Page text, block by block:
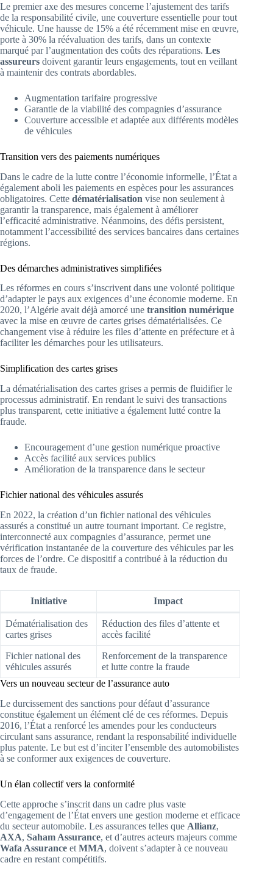
Le premier axe des mesures concerne l’ajustement des tarifs
de la responsabilité civile, une couverture essentielle pour tout
véhicule. Une hausse de 15% a été récemment mise en œuvre,
porte à 30% la réévaluation des tarifs, dans un contexte
marqué par l’augmentation des coûts des réparations. Les
assureurs doivent garantir leurs engagements, tout en veillant
à maintenir des contrats abordables.
Augmentation tarifaire progressive
Garantie de la viabilité des compagnies d’assurance
Couverture accessible et adaptée aux différents modèles
de véhicules
Transition vers des paiements numériques
Dans le cadre de la lutte contre l’économie informelle, l’État a
également aboli les paiements en espèces pour les assurances
obligatoires. Cette dématérialisation vise non seulement à
garantir la transparence, mais également à améliorer
l’efficacité administrative. Néanmoins, des défis persistent,
notamment l’accessibilité des services bancaires dans certaines
régions.
Des démarches administratives simplifiées
Les réformes en cours s’inscrivent dans une volonté politique
d’adapter le pays aux exigences d’une économie moderne. En
2020, l’Algérie avait déjà amorcé une transition numérique
avec la mise en œuvre de cartes grises dématérialisées. Ce
changement vise à réduire les files d’attente en préfecture et à
faciliter les démarches pour les utilisateurs.
Simplification des cartes grises
La dématérialisation des cartes grises a permis de fluidifier le
processus administratif. En rendant le suivi des transactions
plus transparent, cette initiative a également lutté contre la
fraude.
Encouragement d’une gestion numérique proactive
Accès facilité aux services publics
Amélioration de la transparence dans le secteur
Fichier national des véhicules assurés
En 2022, la création d’un fichier national des véhicules
assurés a constitué un autre tournant important. Ce registre,
interconnecté aux compagnies d’assurance, permet une
vérification instantanée de la couverture des véhicules par les
forces de l’ordre. Ce dispositif a contribué à la réduction du
taux de fraude.
Initiative Impact
Dématérialisation des
cartes grises
Réduction des files d’attente et
accès facilité
Fichier national des
véhicules assurés
Renforcement de la transparence
et lutte contre la fraude
Vers un nouveau secteur de l’assurance auto
Le durcissement des sanctions pour défaut d’assurance
constitue également un élément clé de ces réformes. Depuis
2016, l’État a renforcé les amendes pour les conducteurs
circulant sans assurance, rendant la responsabilité individuelle
plus patente. Le but est d’inciter l’ensemble des automobilistes
à se conformer aux exigences de couverture.
Un élan collectif vers la conformité
Cette approche s’inscrit dans un cadre plus vaste
d’engagement de l’État envers une gestion moderne et efficace
du secteur automobile. Les assurances telles que Allianz,
AXA, Saham Assurance, et d’autres acteurs majeurs comme
Wafa Assurance et MMA, doivent s’adapter à ce nouveau
cadre en restant compétitifs.